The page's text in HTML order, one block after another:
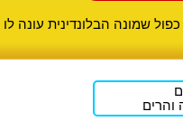
שמונה הבלונדינית עונה
והרים